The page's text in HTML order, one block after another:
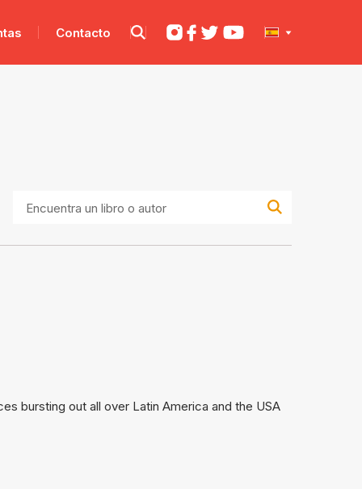
Contacto
o
bursting out all over Latin America and the USA